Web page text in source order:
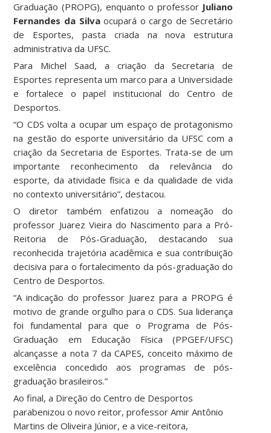
Graduação (PROPG), enquanto o professor Juliano
Fernandes da Silvaocupará o cargo de Secretário
de Esportes, pasta criada na nova estrutura
administrativa da UFSC.
Para Michel Saad, a criação da Secretaria de
Esportes representa um marco para a Universidade
e fortalece o papel institucional do Centro de
Desportos.
“O CDS volta a ocupar um espaço de protagonismo
na gestão do esporte universitário da UFSC com a
criação da Secretaria de Esportes. Trata-se de um
importante reconhecimento da relevância do
esporte, da atividade física e da qualidade de vida
no contexto universitário”, destacou.
O diretor também enfatizou a nomeação do
professor Juarez Vieira do Nascimento para a Pró-
Reitoria de Pós-Graduação, destacando sua
reconhecida trajetória acadêmica e sua contribuição
decisiva para o fortalecimento da pós-graduação do
Centro de Desportos.
“A indicação do professor Juarez para a PROPG é
motivo de grande orgulho para o CDS. Sua liderança
foi fundamental para que o Programa de Pós-
Graduação em Educação Física (PPGEF/UFSC)
alcançasse a nota 7 da CAPES, conceito máximo de
excelência concedido aos programas de pós-
graduação brasileiros.”
Ao final, a Direção do Centro de Desportos
parabenizou o novo reitor, professor Amir Antônio
Martins de Oliveira Júnior, e a vice-reitora,